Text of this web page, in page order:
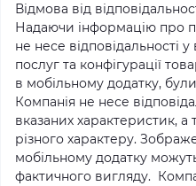
Відмова від
Надаючи інформацію про
не несе відповідальності
послуг та конфігурації
в мобільному додатку,
Компанія не несе
вказаних характеристик,
різного характеру.
мобільному додатку можуть
фактичного вигляду.